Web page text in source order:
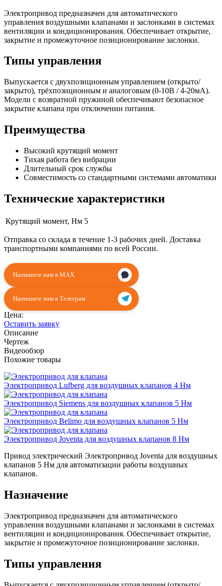
Электропривод предназначен для автоматического
управления воздушными клапанами и заслонками в системах
вентиляции и кондиционирования. Обеспечивает открытие,
закрытие и промежуточное позиционирование заслонки.
Типы управления
Выпускается с двухпозиционным управлением (открыто/
закрыто), трёхпозиционным и аналоговым (0-10В / 4-20мА).
Модели с возвратной пружиной обеспечивают безопасное
закрытие клапана при отключении питания.
Преимущества
Высокий крутящий момент
Тихая работа без вибрации
Длительный срок службы
Совместимость со стандартными системами автоматики
Технические характеристики
Крутящий момент, Нм 5
Отправка со склада в течение 1-3 рабочих дней. Доставка
транспортными компаниями по всей России.
Напишите нам в MAX
Напишите нам в Телеграм
Цена:
Оставить заявку
Описание
Чертеж
Видеообзор
Похожие товары
Электропривод Lufberg для воздушных клапанов 4 Нм
Электропривод Siemens для воздушных клапанов 5 Нм
Электропривод Belimo для воздушных клапанов 5 Нм
Электропривод Joventa для воздушных клапанов 8 Нм
Привод электрический Электропривод Joventa для воздушных
клапанов 5 Нм для автоматизации работы воздушных
клапанов.
Назначение
Электропривод предназначен для автоматического
управления воздушными клапанами и заслонками в системах
вентиляции и кондиционирования. Обеспечивает открытие,
закрытие и промежуточное позиционирование заслонки.
Типы управления